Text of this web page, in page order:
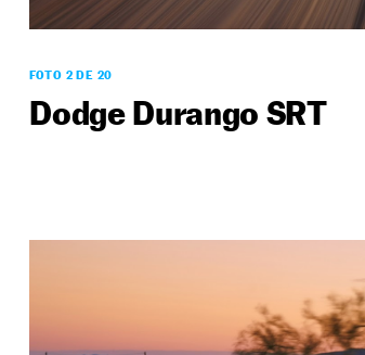
FOTO 2 DE 20
Dodge Durango SRT